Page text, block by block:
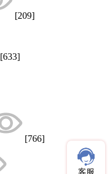
[209]
[633]
[766]
客服